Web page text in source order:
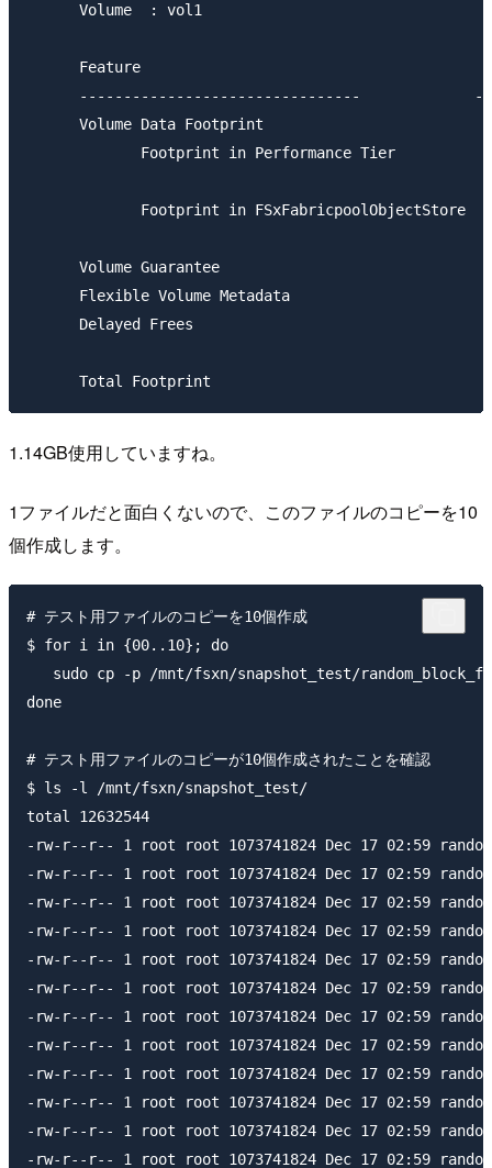
      Volume  : vol1
Feature
--------------------------------
Volume Data Footprint
             Footprint in Performance Tier
             Footprint in FSxFabricpoolObjectStore
Volume Guarantee
Flexible Volume Metadata
Delayed Frees
1.14GB使用していますね。
1ファイルだと面白くないので、このファイルのコピーを10
個作成します。
# テスト用ファイルのコピーを10個作成
$ for i in {00..10}; do
sudo cp -p /mnt/fsxn/snapshot_test/
done
# テスト用ファイルのコピーが10個作成されたことを確認
$ ls -l /mnt/fsxn/snapshot_test/
total 12632544
-rw-r--r-- 1 root root 1073741824 Dec 17 02:59
-rw-r--r-- 1 root root 1073741824 Dec 17 02:59
-rw-r--r-- 1 root root 1073741824 Dec 17 02:59
-rw-r--r-- 1 root root 1073741824 Dec 17 02:59
-rw-r--r-- 1 root root 1073741824 Dec 17 02:59
-rw-r--r-- 1 root root 1073741824 Dec 17 02:59
-rw-r--r-- 1 root root 1073741824 Dec 17 02:59
-rw-r--r-- 1 root root 1073741824 Dec 17 02:59
-rw-r--r-- 1 root root 1073741824 Dec 17 02:59
-rw-r--r-- 1 root root 1073741824 Dec 17 02:59
-rw-r--r-- 1 root root 1073741824 Dec 17 02:59
-rw-r--r-- 1 root root 1073741824 Dec 17 02:59